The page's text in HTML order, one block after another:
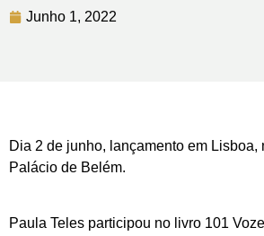
Junho 1, 2022
Dia 2 de junho, lançamento em Lisboa,
Palácio de Belém.
Paula Teles participou no livro 101